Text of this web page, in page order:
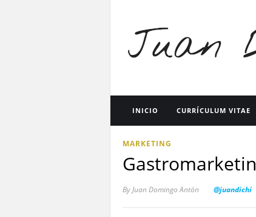
INICIO CURRÍCULUM VITAE
MARKETING
ByJuan Domingo Antón @juandichi